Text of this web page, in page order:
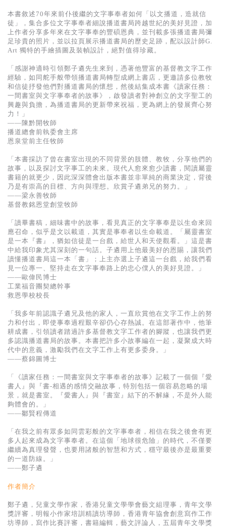
英文二手書
精選英文書
基道 Top 50
本書敘述70年來前仆後繼的文字事奉者如何「以文播道，造就信
徒」，集合多位文字事奉者細說播道書局跨越世紀的美好見證，加
上作者分享多年來在文字事奉的豐碩恩典，並刊載多張播道書局彌
足珍貴的照片，並以拉頁展示播道書局的歷史足跡，配以設計師G.
Art 獨特的手繪插圖及裝幀設計，絕對值得珍藏。
「感謝神適時引領鄭子遴先生來到，憑著他豐富的基督教文字工作
經驗，如同舵手般帶領播道書局轉型成網上書店，更邀請多位教牧
和信徒抒發他們對播道書局的懷想，然後結集成本書《讀家任務：
一間書室與文字事奉者的故事》，啟發讀者對神創立的文字聖工的
興趣與負擔，為播道書局的更新帶來祝福，更為網上的發展齊心努
力！」
——陳黔開牧師
播道總會前執委會主席
恩泉堂前主任牧師
「本書採訪了曾在書室出現的不同背景的肢體、教牧，分享他們的
故事，以及探討文字事工的未來。現代人愈來愈少讀書，閱讀屬靈
書籍的就更少，因此深深體會出版本書並非單純的商業決定，背後
乃是有崇高的目標、方向與理想。欣賞子遴弟兄的努力。」
——梁永善牧師
基督教銘恩堂創堂牧師
「讀畢書稿，細味書中的故事，看見真正的文字事奉是以生命來回
應召命，似乎是文以載道，其實是事奉者以生命載道。「屬靈書室
是一本『書』，猶如信徒是一台戲，給世人和天使觀看。」這是書
中給我印象尤其深刻的一句話。子遴用上他最美好的恩賜，讓我們
讀懂播道書局這一本「書」；上主亦選上子遴這一台戲，給我們看
見一位專一、堅持走在文字事奉路上的忠心僕人的美好見證。」
——歐偉民博士
工業福音團契總幹事
救恩學校校長
「我多年前認識子遴兄及他的家人，一直欣賞他在文字工作上的努
力和付出，即使事奉過程艱辛卻仍心存熱誠。在這部著作中，他筆
耕成書，引領讀者踏過許多基督教文字工作者的腳蹤，也讓我們更
多認識播道書局的故事。本書把許多小故事編在一起，凝聚成大時
代中的意義，激勵我們在文字工作上有更多委身。」
——蔡錦圖博士
「《讀家任務：一間書室與文字事奉者的故事》記載了一個個『愛
書人』與『書-相遇的感情交融故事，特別包括一個容易忽略的場
景，就是書室。『愛書人』與『書室』結下的不解緣，不是外人能
夠體會的。」
——鄒賢程傳道
「在我之前有眾多如同雲彩般的文字事奉者，相信在我之後會有更
多人起來成為文字事奉者。在這個「地球很危險」的時代，不僅要
繼續為真理發聲，也要用諸般的智慧和方式，穩守最後亦是最重要
的一道防線。」
——鄭子遴
作者簡介
鄭子遴，兒童文學作家，香港兒童文學學會藝文組理事，青年文學
獎評審，明報小作家培訓精讀坊導師，香港青年協會創意寫作工作
坊導師，寫作比賽評審，書籍編輯，藝文評論人，五屆青年文學獎